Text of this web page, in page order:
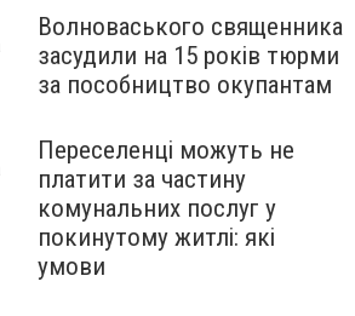
Волноваського священника
засудили на 15 років тюрми
за пособництво окупантам
Переселенці можуть не
платити за частину
комунальних послуг у
покинутому житлі: які
умови